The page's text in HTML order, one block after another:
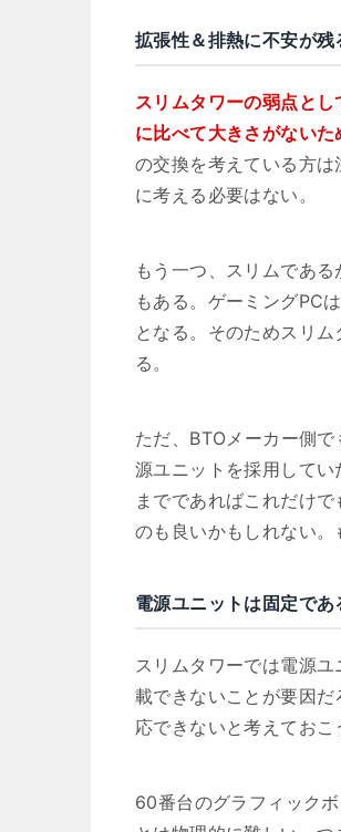
拡張性＆排熱に不安が残
スリムタワーの弱点と
に比べて大きさがないた
の交換を考えている方
に考える必要はない。
もう一つ、スリムであ
もある。ゲーミングPC
となる。そのためスリ
る。
ただ、BTOメーカー側
源ユニットを採用して
までであればこれだけ
のも良いかもしれない。
電源ユニットは固定であ
スリムタワーでは電源
載できないことが要因
応できないと考えておこ
60番台のグラフィック